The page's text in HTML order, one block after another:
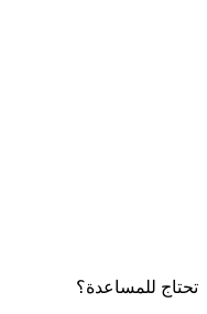
تحتاج للمساعدة؟